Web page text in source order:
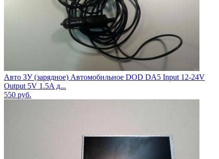
Авто ЗУ (зарядное) Автомобильное DOD DA5 Input 12-24V
Output 5V 1.5A д...
550 руб.